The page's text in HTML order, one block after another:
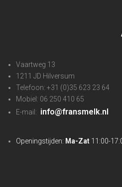
Vaartweg 13
1211 JD Hilversum
Telefoon: +31 (0)35 623 23 64
Mobiel: 06 250 410 65
E-mail: info@fransmelk.nl
Openingstijden: Ma-Zat 11:00-